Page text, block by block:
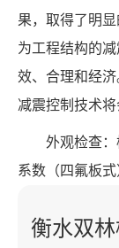
果，取得了明
为工程结构的
效、合理和经
减震控制技术将
外观检查
系数（四氟板
衡水双